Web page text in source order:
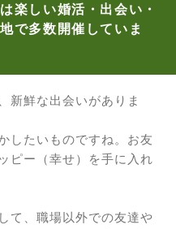
楽しい婚活・出会い・
で多数開催していま
新鮮な出会いがありま
したいものですね。お友
ピー（幸せ）を手に入れ
て、職場以外での友達や